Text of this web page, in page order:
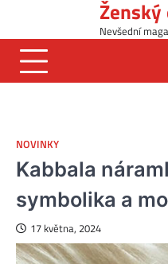
content
Nevšední
NOVINKY
Kabbala
symbolika a
17 května, 2024